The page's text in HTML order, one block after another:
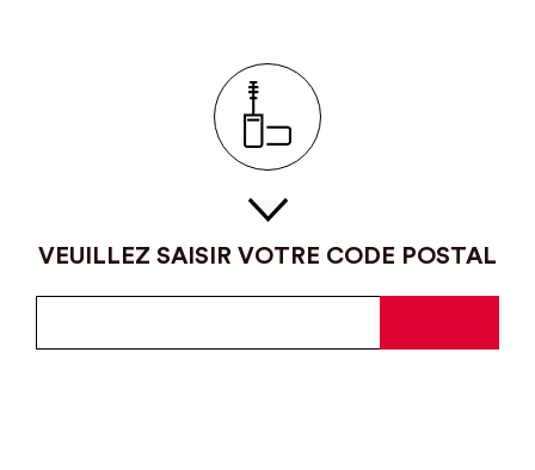
VEUILLEZ SAISIR VOTRE CODE POSTAL